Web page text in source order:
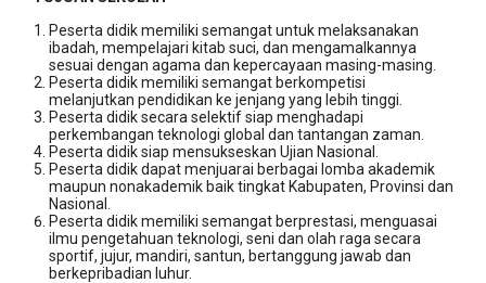
Peserta didik memiliki semangat untuk melaksanakan
ibadah, mempelajari kitab suci, dan mengamalkannya
sesuai dengan agama dan kepercayaan masing-masing.
Peserta didik memiliki semangat berkompetisi
melanjutkan pendidikan ke jenjang yang lebih tinggi.
Peserta didik secara selektif siap menghadapi
perkembangan teknologi global dan tantangan zaman.
Peserta didik siap mensukseskan Ujian Nasional.
Peserta didik dapat menjuarai berbagai lomba akademik
maupun nonakademik baik tingkat Kabupaten, Provinsi dan
Nasional.
Peserta didik memiliki semangat berprestasi, menguasai
ilmu pengetahuan teknologi, seni dan olah raga secara
sportif, jujur, mandiri, santun, bertanggung jawab dan
berkepribadian luhur.